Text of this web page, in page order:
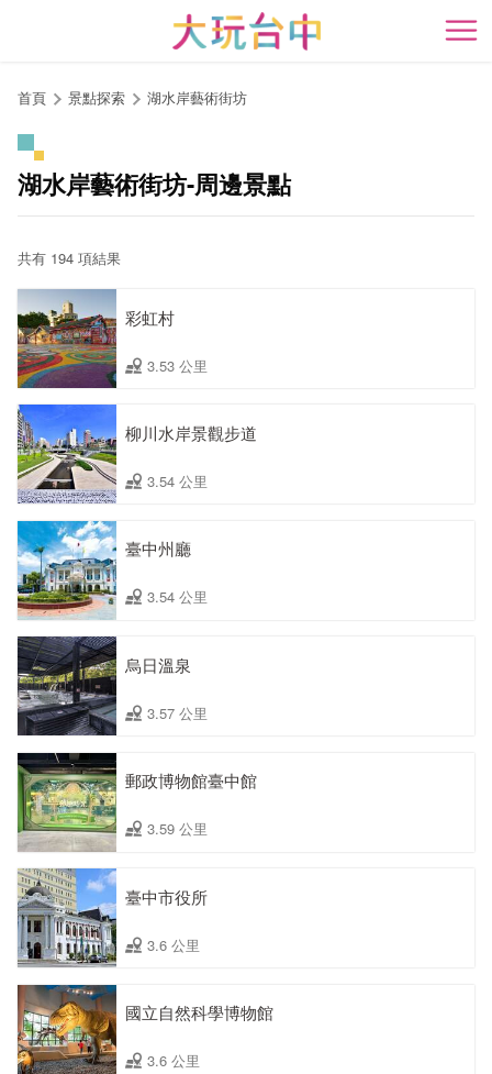
開
首頁 景點探索 湖水岸藝術街坊
湖水岸藝術街坊-周邊景點
共有 194 項結果
彩虹村
3.53 公里
柳川水岸景觀步道
3.54 公里
臺中州廳
3.54 公里
烏日溫泉
3.57 公里
郵政博物館臺中館
3.59 公里
臺中市役所
3.6 公里
國立自然科學博物館
3.6 公里